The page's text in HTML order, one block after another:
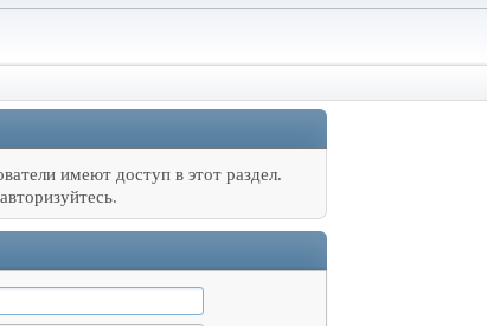
имеют доступ в этот раздел.